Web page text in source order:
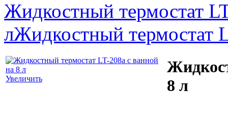
Жидкостный термостат
лЖидкостный термостат
Увеличить
8 л